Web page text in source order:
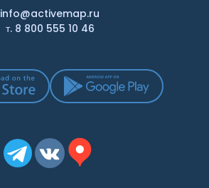
info@activemap.ru
т. 8 800 555 10 46